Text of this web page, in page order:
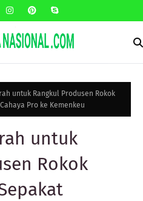
untuk Rangkul Produsen Rokok
Pro ke Kemenkeu
untuk
Rokok